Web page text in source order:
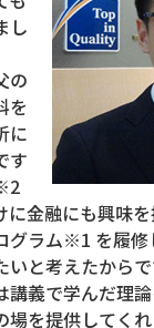
し
の
を
に
す
に金融にも興味
グラム※1 を履修
と考えたからで
講義で学んだ理
場を提供してく